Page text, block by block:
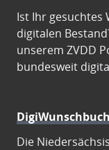
Ist Ihr gesuchtes
digitalen
unserem ZVDD
bundesweit
DigiWunschbuch
Die